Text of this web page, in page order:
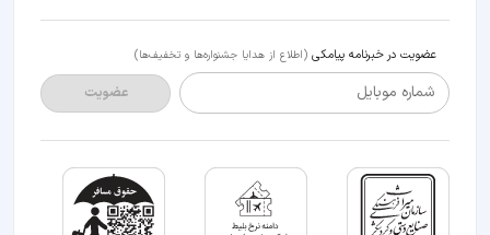
عضویت در خبرنامه پیامکی (اطلاع از هدایا جشنواره‌ها و تخفیف‌ها)
شماره موبایل عضویت